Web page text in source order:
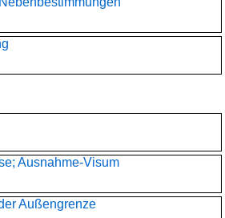
Ausnahme-Visum
Außengrenze